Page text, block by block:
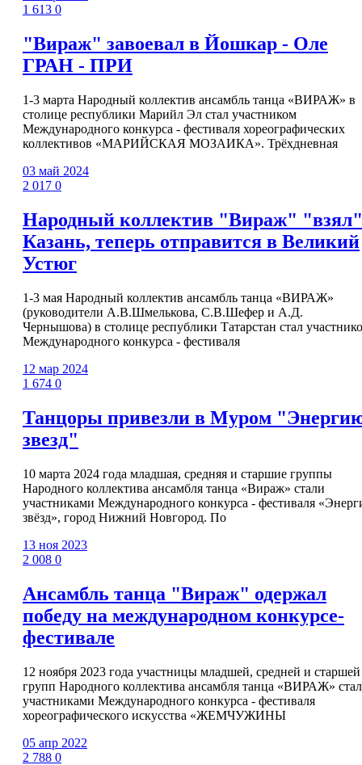
1 613 0
"Вираж" завоевал в Йошкар - Оле
ГРАН - ПРИ
1-3 марта Народный коллектив ансамбль танца «ВИРАЖ» в
столице республики Марийл Эл стал участником
Международного конкурса - фестиваля хореографических
коллективов «МАРИЙСКАЯ МОЗАИКА». Трёхдневная
03 май 2024
2 017 0
Народный коллектив "Вираж" "взял"
Казань, теперь отправится в Великий
Устюг
1-3 мая Народный коллектив ансамбль танца «ВИРАЖ»
(руководители А.В.Шмелькова, С.В.Шефер и А.Д.
Чернышова) в столице республики Татарстан стал
Международного конкурса - фестиваля
12 мар 2024
1 674 0
Танцоры привезли в Муром
звезд"
10 марта 2024 года младшая, средняя и старшие группы
Народного коллектива ансамбля танца «Вираж» стали
участниками Международного конкурса - фестиваля
звёзд», город Нижний Новгород. По
13 ноя 2023
2 008 0
Ансамбль танца "Вираж" одержал
победу на международном конкурсе-
фестивале
12 ноября 2023 года участницы младшей, средней и старшей
групп Народного коллектива ансамбля танца «ВИРАЖ»
участниками Международного конкурса - фестиваля
хореографического искусства «ЖЕМЧУЖИНЫ
05 апр 2022
2 788 0